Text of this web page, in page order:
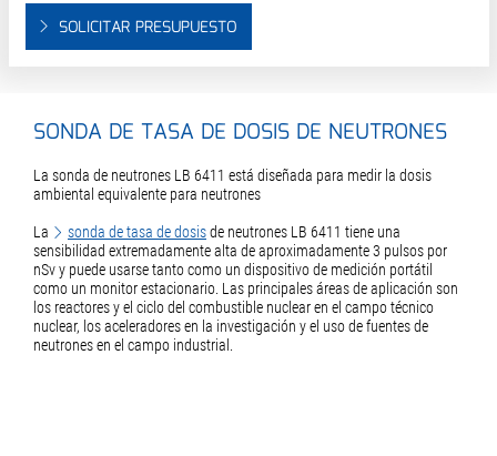
SOLICITAR PRESUPUESTO
SONDA DE TASA DE DOSIS DE NEUTRONES
La sonda de neutrones LB 6411 está diseñada para medir la dosis
ambiental equivalente para neutrones
La sonda de tasa de dosisde neutrones LB 6411 tiene una
sensibilidad extremadamente alta de aproximadamente 3 pulsos por
nSv y puede usarse tanto como un dispositivo de medición portátil
como un monitor estacionario. Las principales áreas de aplicación son
los reactores y el ciclo del combustible nuclear en el campo técnico
nuclear, los aceleradores en la investigación y el uso de fuentes de
neutrones en el campo industrial.